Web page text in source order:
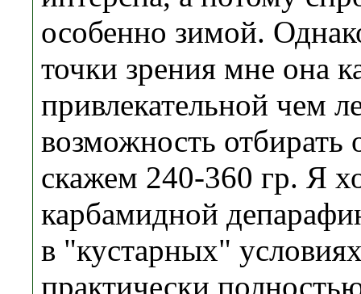
особенно зимой.
точки зрения мне она
привлекательной чем
возможность
скажем 240-360 гр. Я
карбамидной
в "кустарных"
практически